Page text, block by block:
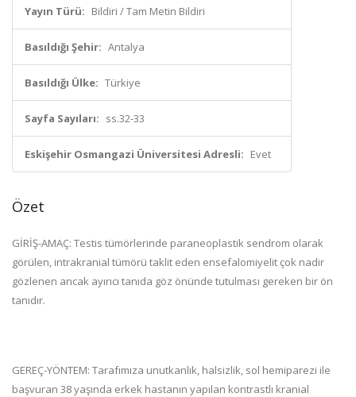
Yayın Türü: Bildiri / Tam Metin Bildiri
Basıldığı Şehir: Antalya
Basıldığı Ülke: Türkiye
Sayfa Sayıları: ss.32-33
Eskişehir Osmangazi Üniversitesi Adresli: Evet
Özet
GİRİŞ-AMAÇ: Testis tümörlerinde paraneoplastik sendrom olarak
görülen, intrakranial tümörü taklit eden ensefalomiyelit çok nadir
gözlenen ancak ayırıcı tanıda göz önünde tutulması gereken bir ön
tanıdır.
GEREÇ-YÖNTEM: Tarafımıza unutkanlık, halsizlik, sol hemiparezi ile
başvuran 38 yaşında erkek hastanın yapılan kontrastlı kranial